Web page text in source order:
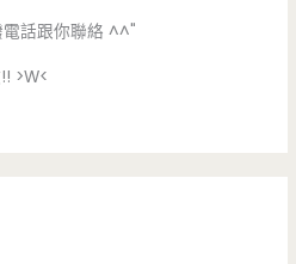
電話跟你聯絡 ^^"
>W<